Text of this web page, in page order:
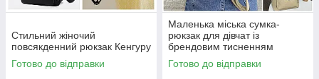
Стильний жіночий
повсякденний рюкзак Кенгуру
Готово до відправки
Маленька міська сумка-
рюкзак для дівчат із
брендовим тисненням
Готово до відправки